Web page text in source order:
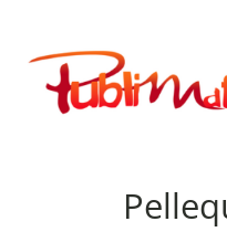
contenu
Publimath